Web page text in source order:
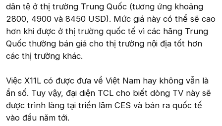
dân tệ ở thị trường Trung Quốc (tương ứng khoảng
2800, 4900 và 8450 USD). Mức giá này có thể sẽ cao
hơn khi được ở thị trường quốc tế vì các hãng Trung
Quốc thường bán giá cho thị trường nội địa tốt hơn
các thị trường khác.
Việc X11L có được đưa về Việt Nam hay không vẫn là
ẩn số. Tuy vậy, đại diện TCL cho biết dòng TV này sẽ
được trình làng tại triển lãm CES và bán ra quốc tế
vào đầu năm tới.